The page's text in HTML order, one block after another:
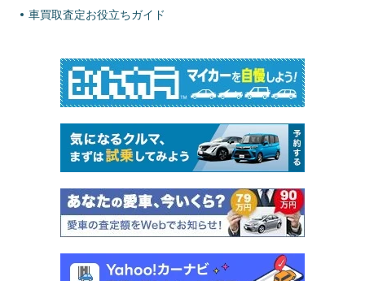
車買取査定お役立ちガイド